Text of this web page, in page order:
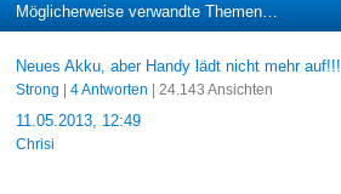
Möglicherweise verwandte Themen…
Neues Akku, aber Handy lädt nicht mehr auf!!!
Strong 4 Antworten | 24.143 Ansichten
11.05.2013, 12:49
Chrisi